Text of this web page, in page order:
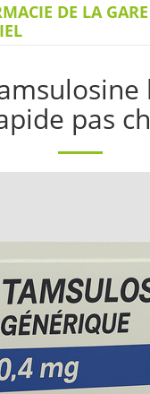
DE LA
pas